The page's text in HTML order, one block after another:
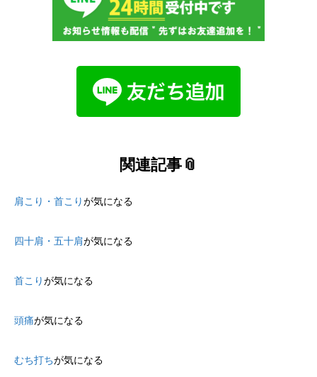
関連記事📎
肩こり・首こりが気になる
四十肩・五十肩が気になる
首こりが気になる
頭痛が気になる
むち打ちが気になる